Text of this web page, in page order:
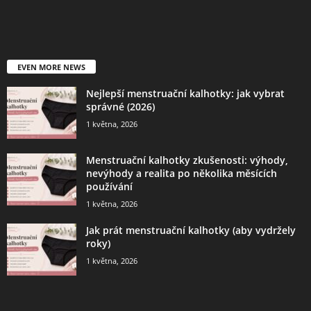
EVEN MORE NEWS
Nejlepší menstruační kalhotky: jak vybrat
správné (2026)
1 května, 2026
Menstruační kalhotky zkušenosti: výhody,
nevýhody a realita po několika měsících
používání
1 května, 2026
Jak prát menstruační kalhotky (aby vydržely
roky)
1 května, 2026